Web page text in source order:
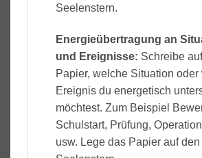
Seelenstern.
Energieübertragung an
und Ereignisse: Schreibe
Papier, welche Situation
Ereignis du energetisch
möchtest. Zum Beispiel
Schulstart, Prüfung,
usw. Lege das Papier auf den